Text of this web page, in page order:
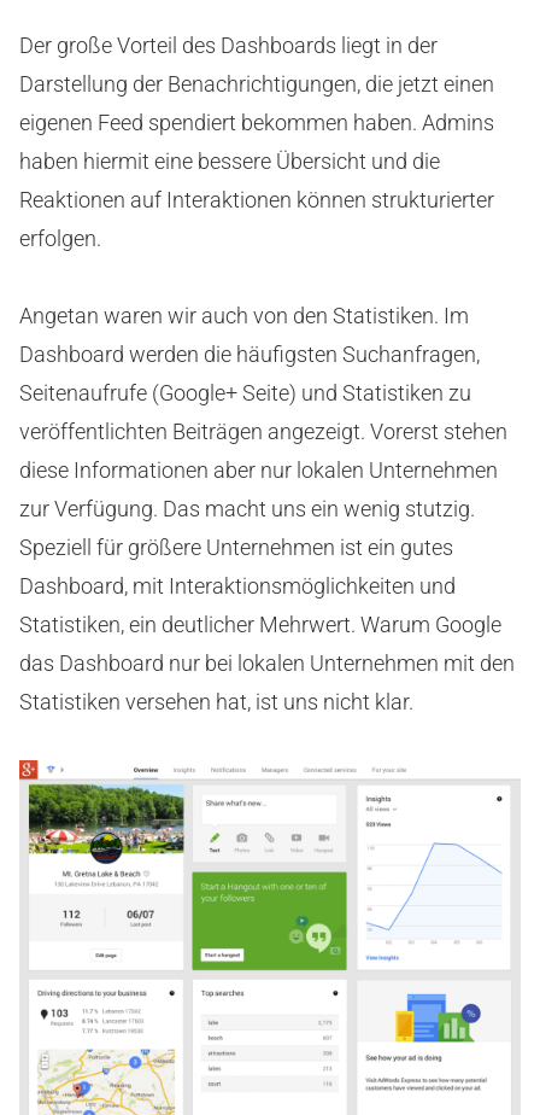
Der große Vorteil des Dashboards liegt in der
Darstellung der Benachrichtigungen, die jetzt einen
eigenen Feed spendiert bekommen haben. Admins
haben hiermit eine bessere Übersicht und die
Reaktionen auf Interaktionen können strukturierter
erfolgen.
Angetan waren wir auch von den Statistiken. Im
Dashboard werden die häufigsten Suchanfragen,
Seitenaufrufe (Google+ Seite) und Statistiken zu
veröffentlichten Beiträgen angezeigt. Vorerst stehen
diese Informationen aber nur lokalen Unternehmen
zur Verfügung. Das macht uns ein wenig stutzig.
Speziell für größere Unternehmen ist ein gutes
Dashboard, mit Interaktionsmöglichkeiten und
Statistiken, ein deutlicher Mehrwert. Warum Google
das Dashboard nur bei lokalen Unternehmen mit den
Statistiken versehen hat, ist uns nicht klar.